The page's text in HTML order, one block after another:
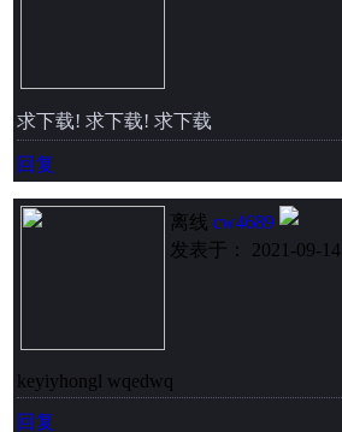
求下载! 求下载! 求下载
回复
离线 cw4689
发表于： 2021-09-14
keyiyhongl wqedwq
回复